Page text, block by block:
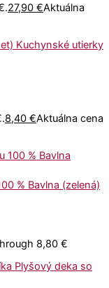
27,90 €Aktuálna
Kuchynské utierky
8,40 €Aktuálna cena
% Bavlna (zelená)
8,80 €
Plyšový deka so